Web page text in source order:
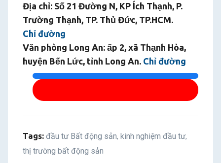
Địa chỉ: Số 21 Đường N, KP Ích Thạnh, P.
Trường Thạnh, TP. Thủ Đức, TP.HCM.
Chỉ đường
Văn phòng Long An: ấp 2, xã Thạnh Hòa,
huyện Bến Lức, tỉnh Long An. Chỉ đường
Facebook
Tags: đầu tư Bất động sản, kinh nghiệm đầu tư,
thị trường bất động sản